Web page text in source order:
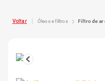
óleos e filtros filtro de
5